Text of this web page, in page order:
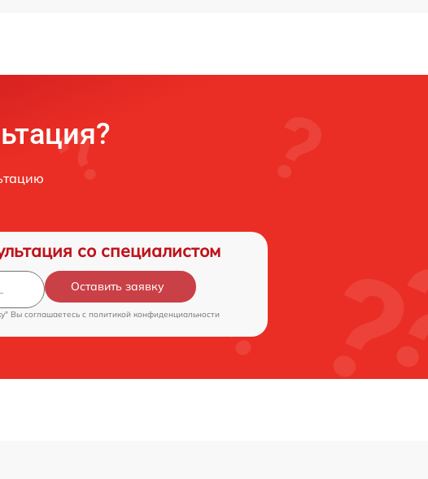
со специалистом
Оставить заявку
Вы соглашаетесь c политикой конфиденциальности